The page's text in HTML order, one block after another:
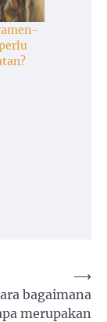
bagaimana
merupakan
⟶